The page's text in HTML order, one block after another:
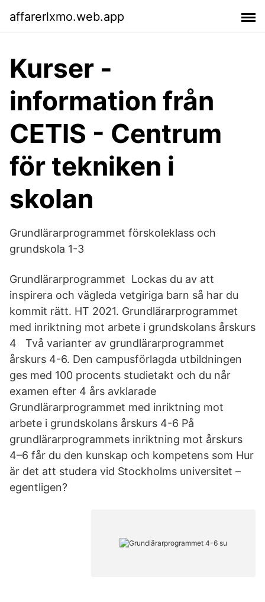
affarerlxmo.web.app
Kurser -
information från
CETIS - Centrum
för tekniken i
skolan
Grundlärarprogrammet förskoleklass och
grundskola 1-3
Grundlärarprogrammet Lockas du av att
inspirera och vägleda vetgiriga barn så har du
kommit rätt. HT 2021. Grundlärarprogrammet
med inriktning mot arbete i grundskolans årskurs
4 Två varianter av grundlärarprogrammet
årskurs 4-6. Den campusförlagda utbildningen
ges med 100 procents studietakt och du når
examen efter 4 års avklarade
Grundlärarprogrammet med inriktning mot
arbete i grundskolans årskurs 4-6 På
grundlärarprogrammets inriktning mot årskurs
4–6 får du den kunskap och kompetens som Hur
är det att studera vid Stockholms universitet –
egentligen?